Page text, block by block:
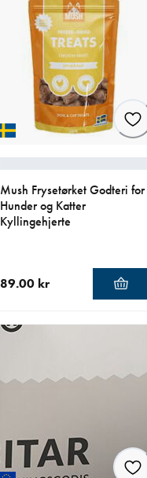
Mush Frysetørket Godteri for
Hunder og Katter
Kyllingehjerte
89.00 kr